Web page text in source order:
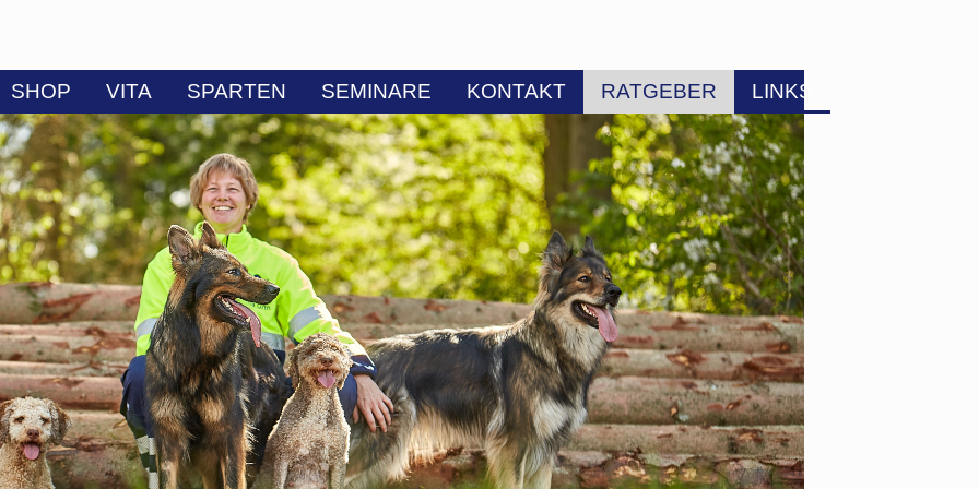
SHOP VITA SPARTEN SEMINARE KONTAKT RATGEBER LINKS